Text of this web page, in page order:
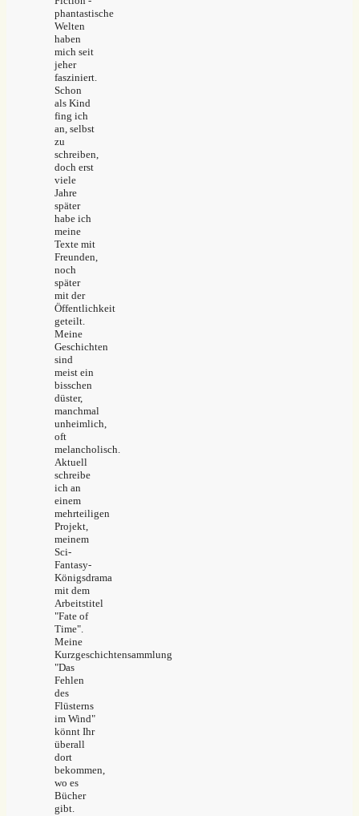
phantastische
Welten
haben
mich seit
jeher
fasziniert.
Schon
als Kind
fing ich
an, selbst
zu
schreiben,
doch erst
viele
Jahre
später
habe ich
meine
Texte mit
Freunden,
noch
später
mit der
Öffentlichkeit
geteilt.
Meine
Geschichten
sind
meist ein
bisschen
düster,
manchmal
unheimlich,
oft
melancholisch.
Aktuell
schreibe
ich an
einem
mehrteiligen
Projekt,
meinem
Sci-
Fantasy-
Königsdrama
mit dem
Arbeitstitel
"Fate of
Time".
Meine
Kurzgeschichtensammlung
"Das
Fehlen
des
Flüsterns
im Wind"
könnt Ihr
überall
dort
bekommen,
wo es
Bücher
gibt.